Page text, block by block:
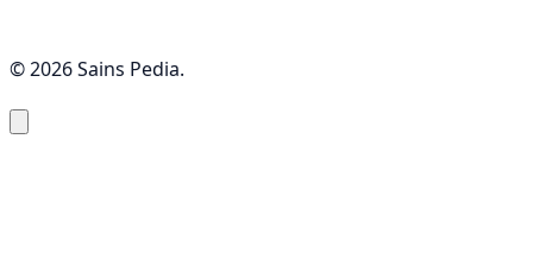
© 2026 Sains Pedia.